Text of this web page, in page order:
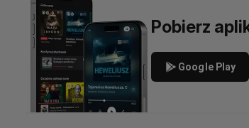
Pobierz
Google Play